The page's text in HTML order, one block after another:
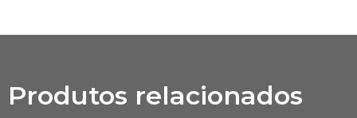
Produtos relacionados